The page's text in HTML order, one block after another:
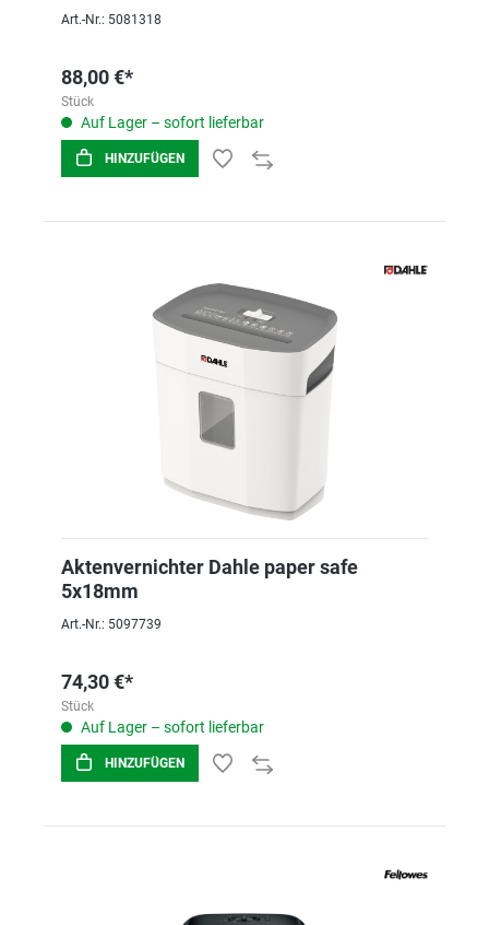
Art.-Nr.: 5081318
88,00 €*
Stück
Auf Lager – sofort lieferbar
HINZUFÜGEN
Aktenvernichter Dahle paper safe
5x18mm
Art.-Nr.: 5097739
74,30 €*
Stück
Auf Lager – sofort lieferbar
HINZUFÜGEN